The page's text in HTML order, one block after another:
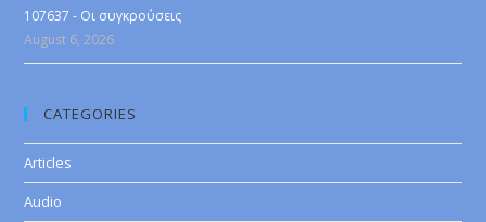
107637 - Οι συγκρούσεις
August 6, 2026
CATEGORIES
Articles
Audio